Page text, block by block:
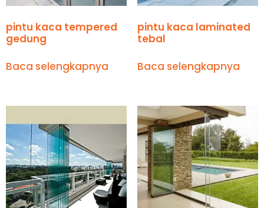
pintu kaca tempered
gedung
Baca selengkapnya
pintu kaca laminated
tebal
Baca selengkapnya